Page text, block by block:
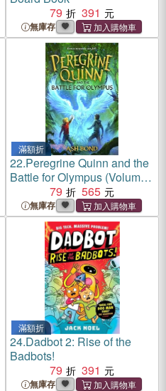
79
391
無庫存
滿額折
22.Peregrine Quinn and the
Battle for Olympus (Volume
3)：The stunning conclusion
to the epic fantasy series!
79 565
無庫存
滿額折
24.Dadbot 2: Rise of the
Badbots!
79
391
無庫存